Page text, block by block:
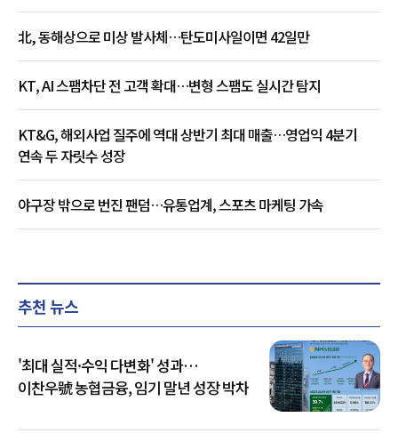
北, 동해상으로 미상 발사체…탄도미사일이면 42일만
KT, AI 스팸차단 전 고객 확대…변형 스팸도 실시간 탐지
KT&G, 해외사업 질주에 역대 상반기 최대 매출…영업익 4분기
연속 두 자릿수 성장
야구장 밖으로 번진 팬덤…유통업계, 스포츠 마케팅 가속
추천 뉴스
'최대 실적·수익 다변화' 성과…
이찬우號 농협금융, 임기 말년 성장 박차